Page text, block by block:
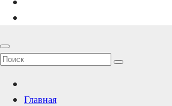
Главная